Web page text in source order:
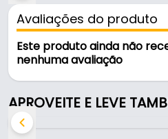
Características:
- Marca: Mark
- Material: Aço
- Cor: Preto
- Espessura: 3,0 mm
- Comercializado: 100 gr
Avaliações do produto
Este produto ainda não
nenhuma avaliação
APROVEITE E LEVE